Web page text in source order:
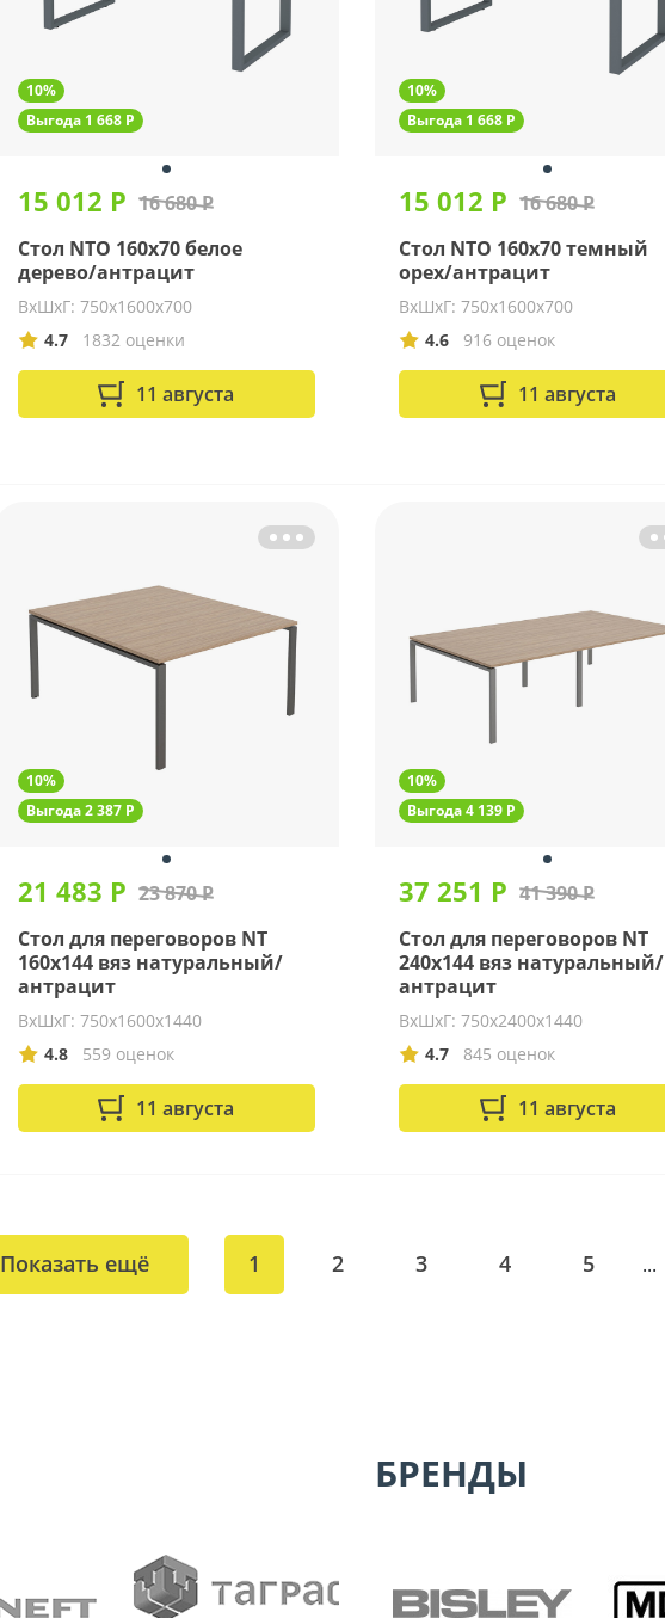
10%
Выгода 1 668 Р
15 012 Р 16 680 Р
Стол NTO 160x70 белое
дерево/антрацит
ВхШхГ: 750х1600х700
4.7
1832 оценки
11 августа
10%
Выгода 1 668 Р
15 012 Р 16 680 Р
Стол NTO 160x70 темный
орех/антрацит
ВхШхГ: 750х1600х700
4.6
916 оценок
11 августа
10%
Выгода 2 387 Р
21 483 Р 23 870 Р
Стол для переговоров NT
160х144 вяз натуральный/
антрацит
ВхШхГ: 750х1600х1440
4.8
559 оценок
11 августа
10%
Выгода 4 139 Р
37 251 Р 41 390 Р
Стол для переговоров NT
240х144 вяз натуральный/
антрацит
ВхШхГ: 750х2400х1440
4.7
845 оценок
11 августа
Показать ещё 1 2 3 4 5 ...
БРЕНДЫ